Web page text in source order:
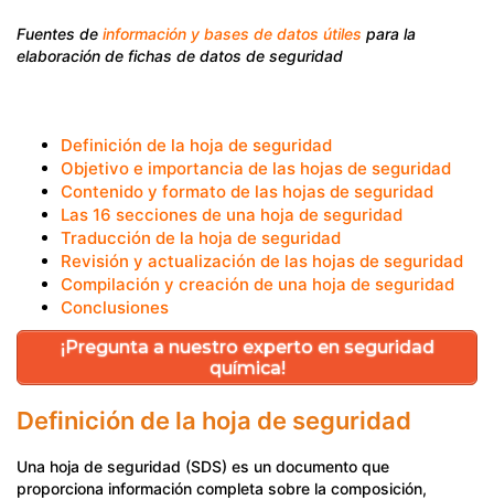
Fuentes de información y bases de datos útiles para la
elaboración de fichas de datos de seguridad
Definición de la hoja de seguridad
Objetivo e importancia de las hojas de seguridad
Contenido y formato de las hojas de seguridad
Las 16 secciones de una hoja de seguridad
Traducción de la hoja de seguridad
Revisión y actualización de las hojas de seguridad
Compilación y creación de una hoja de seguridad
Conclusiones
¡Pregunta a nuestro experto en seguridad
química!
Definición de la hoja de seguridad
Una hoja de seguridad (SDS) es un documento que
proporciona información completa sobre la composición,